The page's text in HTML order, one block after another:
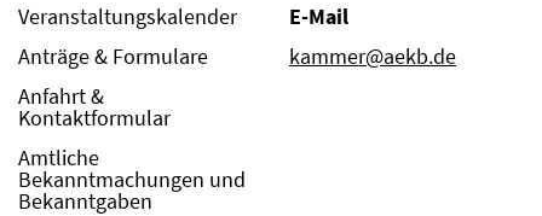
Veranstaltungskalender
Anträge & Formulare
Anfahrt &
Kontaktformular
Amtliche
Bekanntmachungen und
Bekanntgaben
E-Mail
kammer@aekb.de